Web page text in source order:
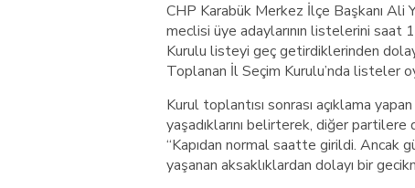
CHP Karabük Merkez İlçe Başkanı Ali
meclisi üye adaylarının listelerini saat
Kurulu listeyi geç getirdiklerinden
Toplanan İl Seçim Kurulu’nda listeler
Kurul toplantısı sonrası açıklama
yaşadıklarını belirterek, diğer
“Kapıdan normal saatte girildi. Ancak
yaşanan aksaklıklardan dolayı bir